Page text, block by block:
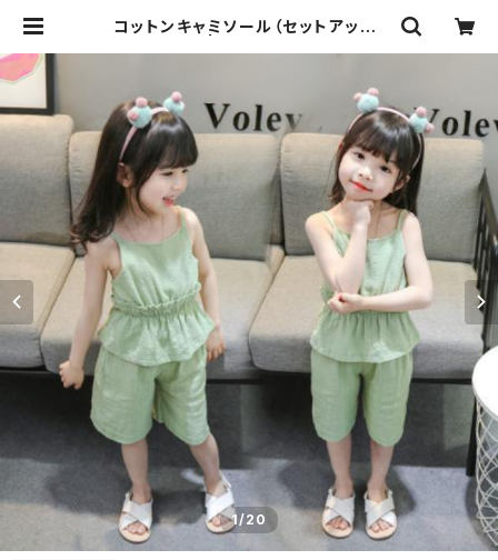
コットンキャミソール（セットアップ）
1/20